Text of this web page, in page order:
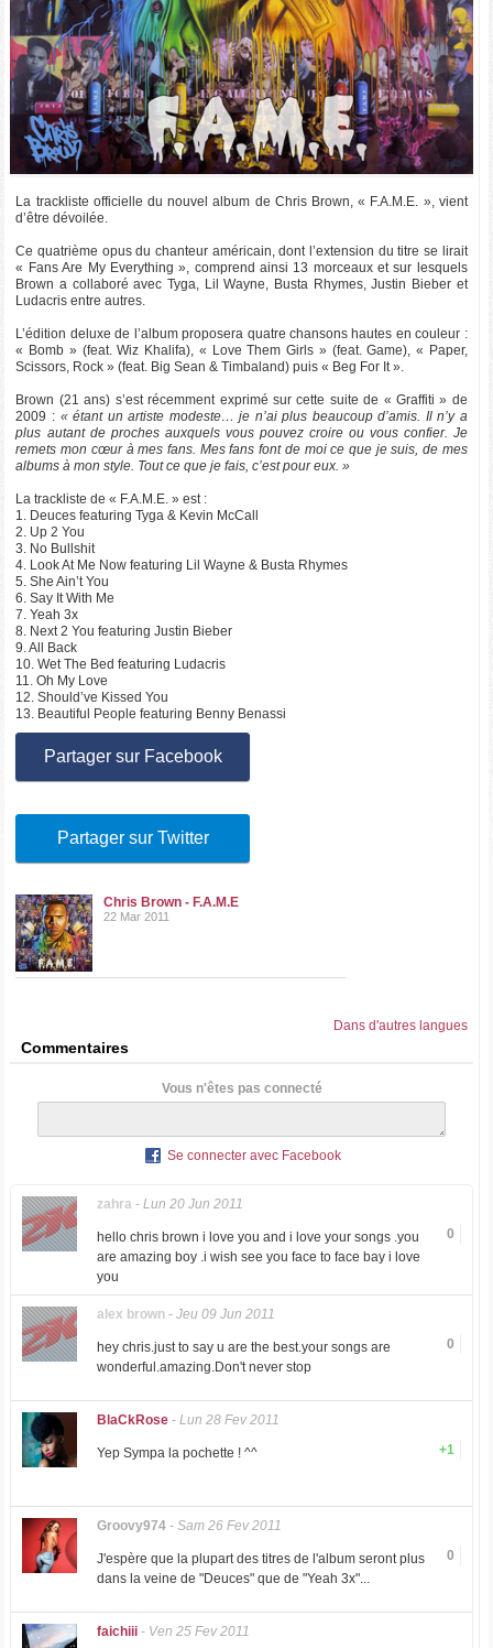
La trackliste officielle du nouvel album de Chris Brown, « F.A.M.E. », vient
d’être dévoilée.
Ce quatrième opus du chanteur américain, dont l’extension du titre se lirait
« Fans Are My Everything », comprend ainsi 13 morceaux et sur lesquels
Brown a collaboré avec Tyga, Lil Wayne, Busta Rhymes, Justin Bieber et
Ludacris entre autres.
L’édition deluxe de l’album proposera quatre chansons hautes en couleur :
« Bomb » (feat. Wiz Khalifa), « Love Them Girls » (feat. Game), « Paper,
Scissors, Rock » (feat. Big Sean & Timbaland) puis « Beg For It ».
Brown (21 ans) s’est récemment exprimé sur cette suite de « Graffiti » de
2009 : « étant un artiste modeste… je n’ai plus beaucoup d’amis. Il n’y a
plus autant de proches auxquels vous pouvez croire ou vous confier. Je
remets mon cœur à mes fans. Mes fans font de moi ce que je suis, de mes
albums à mon style. Tout ce que je fais, c’est pour eux. »
La trackliste de « F.A.M.E. » est :
1. Deuces featuring Tyga & Kevin McCall
2. Up 2 You
3. No Bullshit
4. Look At Me Now featuring Lil Wayne & Busta Rhymes
5. She Ain’t You
6. Say It With Me
7. Yeah 3x
8. Next 2 You featuring Justin Bieber
9. All Back
10. Wet The Bed featuring Ludacris
11. Oh My Love
12. Should’ve Kissed You
13. Beautiful People featuring Benny Benassi
Partager sur Facebook
Partager sur Twitter
Chris Brown - F.A.M.E
22 Mar 2011
Dans d'autres langues
Commentaires
Vous n'êtes pas connecté
Se connecter avec Facebook
zahra - Lun 20 Jun 2011
0
hello chris brown i love you and i love your songs .you
are amazing boy .i wish see you face to face bay i love
you
alex brown- Jeu 09 Jun 2011
0
hey chris.just to say u are the best.your songs are
wonderful.amazing.Don't never stop
BlaCkRose- Lun 28 Fev 2011
+1
Yep Sympa la pochette ! ^^
Groovy974- Sam 26 Fev 2011
0
J'espère que la plupart des titres de l'album seront plus
dans la veine de "Deuces" que de "Yeah 3x"...
faichiii- Ven 25 Fev 2011